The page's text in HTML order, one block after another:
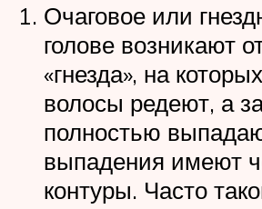
Очаговое или
голове возникают
«гнезда», на
волосы редеют, а
полностью
выпадения имеют
контуры. Часто